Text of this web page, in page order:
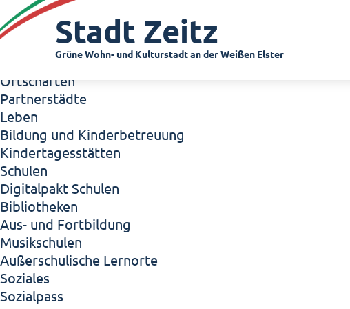
Zeitz - Die Kleinstadt
Willkommen in Zeitz!
Interview mit Oberbürgermeister Christian Thieme
Zeitz - Stadt der Zukunft
Ortschaften
Partnerstädte
Leben
Bildung und Kinderbetreuung
Kindertagesstätten
Schulen
Digitalpakt Schulen
Bibliotheken
Aus- und Fortbildung
Musikschulen
Außerschulische Lernorte
Soziales
Sozialpass
Stadt Zeitz
Grüne Wohn- und Kulturstadt an der Weißen Elster